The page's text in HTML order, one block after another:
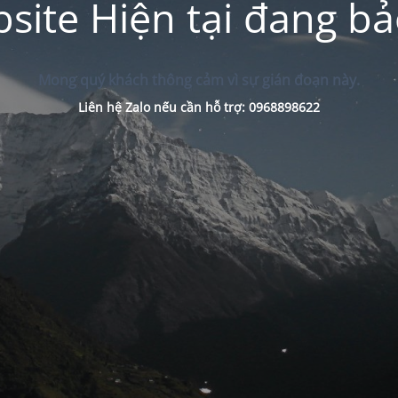
Hiện tại đang
Mong quý khách thông cảm vì sự gián đoạn này.
Liên hệ Zalo nếu cần hỗ trợ: 0968898622